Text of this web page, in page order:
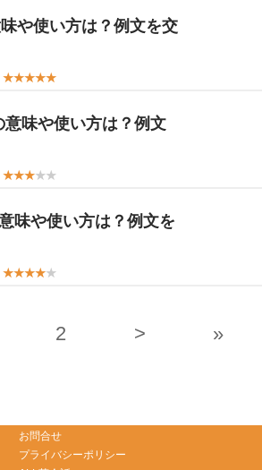
や使い方は？例文を交
★★★★★
味や使い方は？例文
★★★★★
味や使い方は？例文を
★★★★★
2 > »
お問合せ
プライバシーポリシー